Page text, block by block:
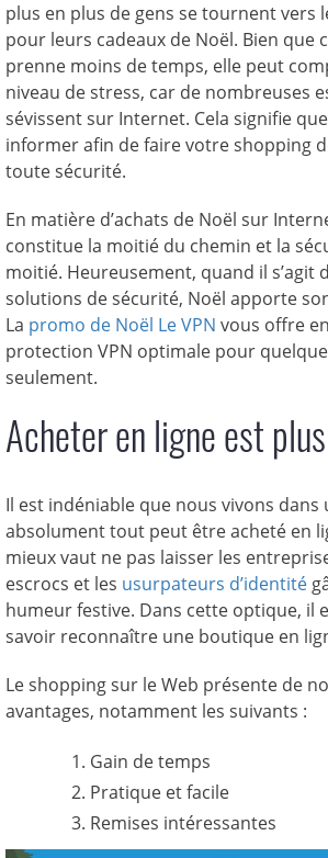
plus en plus de gens se tournent vers
pour leurs cadeaux de Noël. Bien que
prenne moins de temps, elle peut
niveau de stress, car de nombreuses
sévissent sur Internet. Cela signifie
informer afin de faire votre shopping
toute sécurité.
En matière d’achats de Noël sur
constitue la moitié du chemin et la
moitié. Heureusement, quand il s’agit
solutions de sécurité, Noël apporte
La promo de Noël Le VPN vous offre
protection VPN optimale pour
seulement.
Acheter en ligne est
Il est indéniable que nous vivons dans
absolument tout peut être acheté en
mieux vaut ne pas laisser les
escrocs et les usurpateurs d’identité
humeur festive. Dans cette optique, il
savoir reconnaître une boutique en
Le shopping sur le Web présente de
avantages, notamment les suivants :
Gain de temps
Pratique et facile
Remises intéressantes